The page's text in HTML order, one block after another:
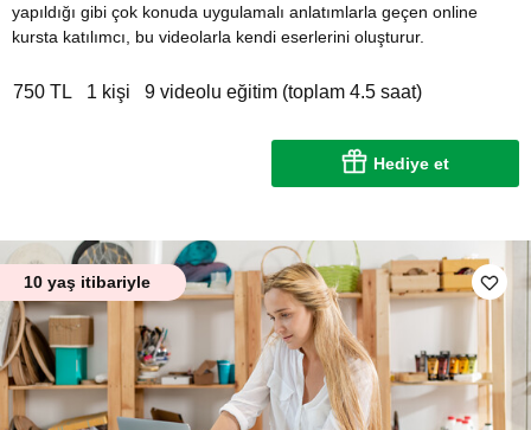
yapıldığı gibi çok konuda uygulamalı anlatımlarla geçen online
kursta katılımcı, bu videolarla kendi eserlerini oluşturur.
750 TL 1 kişi 9 videolu eğitim (toplam 4.5 saat)
Hediye et
10 yaş itibariyle